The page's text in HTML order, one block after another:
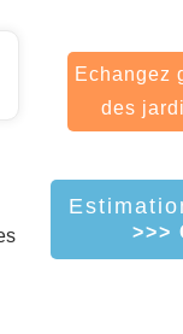
Echangez
des
>>>